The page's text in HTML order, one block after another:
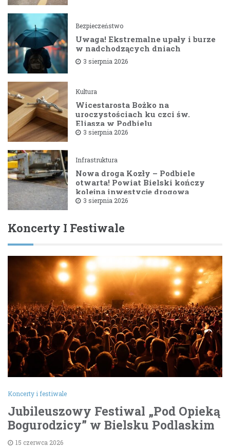
Bezpieczeństwo
Uwaga! Ekstremalne upały i burze
w nadchodzących dniach
3 sierpnia 2026
Kultura
Wicestarosta Bożko na
uroczystościach ku czci św.
Eliasza w Podbielu
3 sierpnia 2026
Infrastruktura
Nowa droga Kozły – Podbiele
otwarta! Powiat Bielski kończy
kolejną inwestycję drogową
3 sierpnia 2026
Koncerty I Festiwale
Koncerty i festiwale
Jubileuszowy Festiwal „Pod Opieką
Bogurodzicy” w Bielsku Podlaskim
15 czerwca 2026